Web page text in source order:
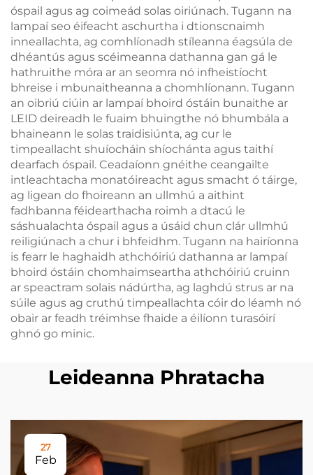
óspail agus ag coimeád solas oiriúnach. Tugann na
lampaí seo éifeacht aschurtha i dtionscnaimh
inneallachta, ag comhlíonadh stíleanna éagsúla de
dhéantús agus scéimeanna dathanna gan gá le
hathruithe móra ar an seomra nó infheistíocht
bhreise i mbunaitheanna a chomhlíonann. Tugann
an oibriú ciúin ar lampaí bhoird óstáin bunaithe ar
LEID deireadh le fuaim bhuingthe nó bhumbála a
bhaineann le solas traidisiúnta, ag cur le
timpeallacht shuíocháin shíochánta agus taithí
dearfach óspail. Ceadaíonn gnéithe ceangailte
intleachtacha monatóireacht agus smacht ó táirge,
ag ligean do fhoireann an ullmhú a aithint
fadhbanna féidearthacha roimh a dtacú le
sáshualachta óspail agus a úsáid chun clár ullmhú
reiligiúnach a chur i bhfeidhm. Tugann na hairíonna
is fearr le haghaidh athchóiriú dathanna ar lampaí
bhoird óstáin chomhaimseartha athchóiriú cruinn
ar speactram solais nádúrtha, ag laghdú strus ar na
súile agus ag cruthú timpeallachta cóir do léamh nó
obair ar feadh tréimhse fhaide a éilíonn turasóirí
ghnó go minic.
Leideanna Phratacha
27
Feb